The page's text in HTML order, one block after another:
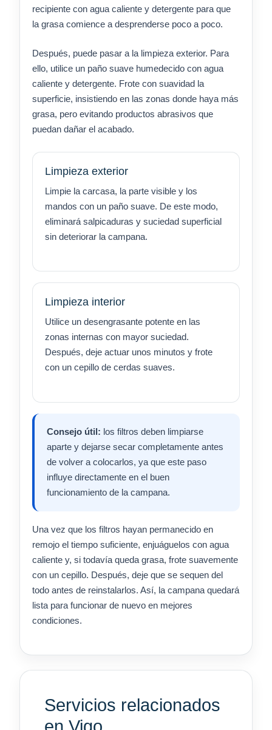
recipiente con agua caliente y detergente para que
la grasa comience a desprenderse poco a poco.
Después, puede pasar a la limpieza exterior. Para
ello, utilice un paño suave humedecido con agua
caliente y detergente. Frote con suavidad la
superficie, insistiendo en las zonas donde haya más
grasa, pero evitando productos abrasivos que
puedan dañar el acabado.
Limpieza exterior
Limpie la carcasa, la parte visible y los
mandos con un paño suave. De este modo,
eliminará salpicaduras y suciedad superficial
sin deteriorar la campana.
Limpieza interior
Utilice un desengrasante potente en las
zonas internas con mayor suciedad.
Después, deje actuar unos minutos y frote
con un cepillo de cerdas suaves.
Consejo útil: los filtros deben limpiarse
aparte y dejarse secar completamente antes
de volver a colocarlos, ya que este paso
influye directamente en el buen
funcionamiento de la campana.
Una vez que los filtros hayan permanecido en
remojo el tiempo suficiente, enjuáguelos con agua
caliente y, si todavía queda grasa, frote suavemente
con un cepillo. Después, deje que se sequen del
todo antes de reinstalarlos. Así, la campana quedará
lista para funcionar de nuevo en mejores
condiciones.
Servicios relacionados